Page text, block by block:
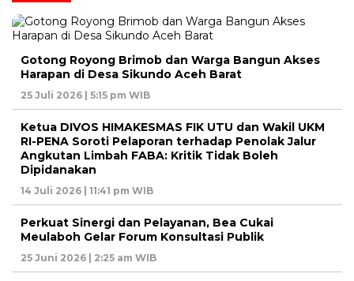
Gotong Royong Brimob dan Warga Bangun Akses
Harapan di Desa Sikundo Aceh Barat
25 Juli 2026 | 5:15 pm WIB
Ketua DIVOS HIMAKESMAS FIK UTU dan Wakil UKM
RI-PENA Soroti Pelaporan terhadap Penolak Jalur
Angkutan Limbah FABA: Kritik Tidak Boleh
Dipidanakan
14 Juli 2026 | 11:41 pm WIB
Perkuat Sinergi dan Pelayanan, Bea Cukai
Meulaboh Gelar Forum Konsultasi Publik
25 Juni 2026 | 2:25 am WIB